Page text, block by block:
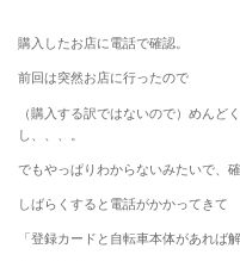
購入したお店に電話で確認。
前回は突然お店に行ったので
（購入する訳ではないので）めんど
し、、、。
でもやっぱりわからないみたいで、
しばらくすると電話がかかってきて
「登録カードと自転車本体があれば